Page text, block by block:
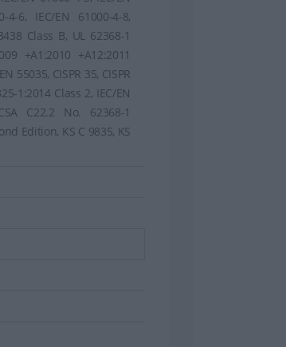
4-6, IEC/EN 61000-4-8,
Class B, UL 62368-1
+A1:2010 +A12:2011
55035, CISPR 35, CISPR
1:2014 Class 2, IEC/EN
C22.2 No. 62368-1
Edition, KS C 9835, KS